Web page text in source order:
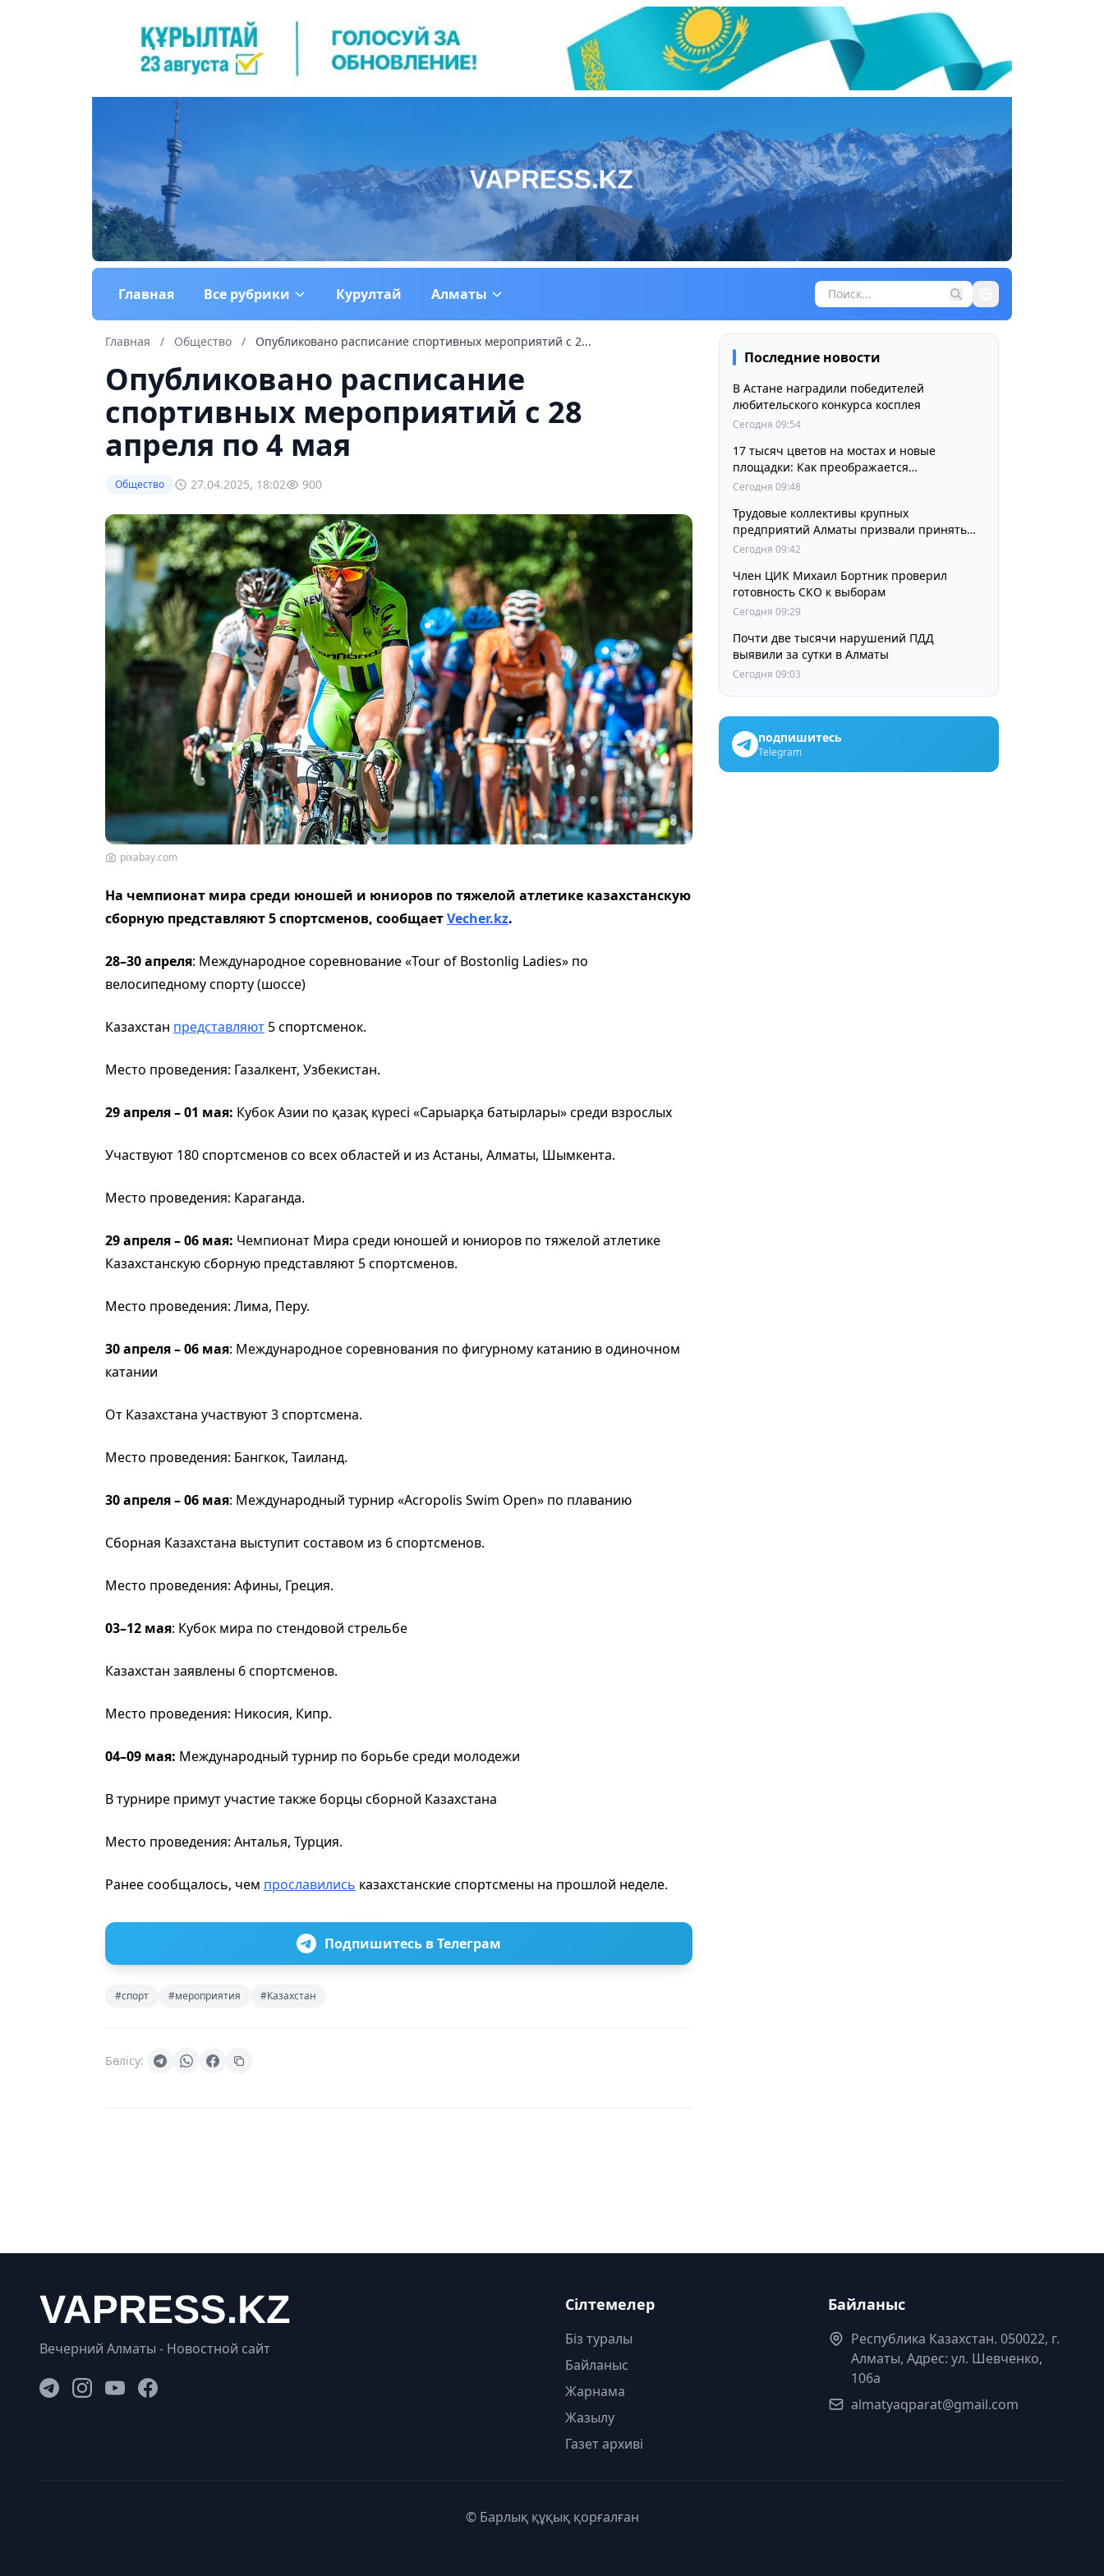
Главная Все рубрики Курултай Алматы
Главная / Общество / Опубликовано расписание спортивных мероприятий с 2...
Опубликовано расписание
спортивных мероприятий с 28
апреля по 4 мая
Общество 27.04.2025, 18:02 900
pixabay.com
На чемпионат мира среди юношей и юниоров по тяжелой атлетике казахстанскую
сборную представляют 5 спортсменов, сообщаетVecher.kz.
28–30 апреля: Международное соревнование «Tour of Bostonlig Ladies» по
велосипедному спорту (шоссе)
Казахстан представляют 5 спортсменок.
Место проведения: Газалкент, Узбекистан.
29 апреля – 01 мая: Кубок Азии по қазақ күресі «Сарыарқа батырлары» среди взрослых
Участвуют 180 спортсменов со всех областей и из Астаны, Алматы, Шымкента.
Место проведения: Караганда.
29 апреля – 06 мая: Чемпионат Мира среди юношей и юниоров по тяжелой атлетике
Казахстанскую сборную представляют 5 спортсменов.
Место проведения: Лима, Перу.
30 апреля – 06 мая: Международное соревнования по фигурному катанию в одиночном
катании
От Казахстана участвуют 3 спортсмена.
Место проведения: Бангкок, Таиланд.
30 апреля – 06 мая: Международный турнир «Acropolis Swim Open» по плаванию
Сборная Казахстана выступит составом из 6 спортсменов.
Место проведения: Афины, Греция.
03–12 мая: Кубок мира по стендовой стрельбе
Казахстан заявлены 6 спортсменов.
Место проведения: Никосия, Кипр.
04–09 мая: Международный турнир по борьбе среди молодежи
В турнире примут участие также борцы сборной Казахстана
Место проведения: Анталья, Турция.
Ранее сообщалось, чем прославились казахстанские спортсмены на прошлой неделе.
Подпишитесь в Телеграм
#спорт #мероприятия #Казахстан
Бөлісу:
Последние новости
В Астане наградили победителей
любительского конкурса косплея
Сегодня 09:54
17 тысяч цветов на мостах и новые
площадки: Как преображается
Наурызбайский район
Сегодня 09:48
Трудовые коллективы крупных
предприятий Алматы призвали принять
участие в выборах членов Курултая
Сегодня 09:42
Член ЦИК Михаил Бортник проверил
готовность СКО к выборам
Сегодня 09:29
Почти две тысячи нарушений ПДД
выявили за сутки в Алматы
Сегодня 09:03
подпишитесь
Telegram
Вечерний Алматы - Новостной сайт
Сілтемелер
Біз туралы
Байланыс
Жарнама
Жазылу
Газет архиві
Байланыс
Республика Казахстан. 050022, г.
Алматы, Адрес: ул. Шевченко,
106а
almatyaqparat@gmail.com
© Барлық құқық қорғалған